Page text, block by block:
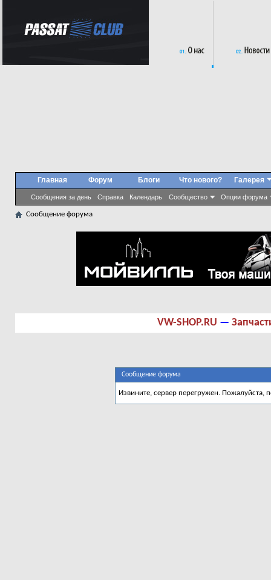
Главная Форум
Сообщения за день Справка Календарь Сообщество Опции форума
Блоги Что нового? Галерея
Сообщение форума
VW-SHOP.RU —
Сообщение форума
Извините, сервер перегружен. Пожалуйста,